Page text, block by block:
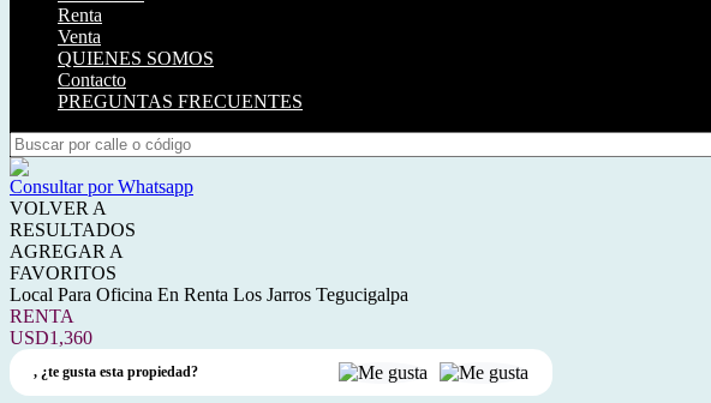
Renta
Venta
QUIENES SOMOS
Contacto
PREGUNTAS FRECUENTES
Consultar por Whatsapp
VOLVER A
RESULTADOS
AGREGAR A
FAVORITOS
Local Para Oficina En Renta Los Jarros Tegucigalpa
RENTA
USD1,360
, ¿te gusta esta propiedad?